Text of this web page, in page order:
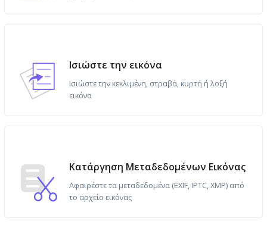
Ισιώστε την εικόνα
Ισιώστε την κεκλιμένη, στραβά, κυρτή ή λοξή
εικόνα
Κατάργηση Μεταδεδομένων Εικόνας
Αφαιρέστε τα μεταδεδομένα (EXIF, IPTC, XMP) από
το αρχείο εικόνας